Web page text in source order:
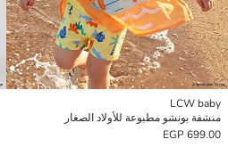
LCW baby
منشفة بونشو مطبوعة للأولاد الصغار
699.00 EGP